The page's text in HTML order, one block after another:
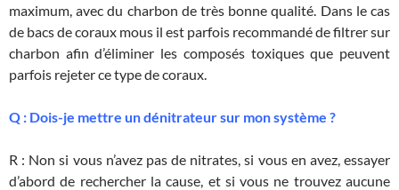
maximum, avec du charbon de très bonne qualité. Dans le cas
de bacs de coraux mous il est parfois recommandé de filtrer sur
charbon afin d’éliminer les composés toxiques que peuvent
parfois rejeter ce type de coraux.
Q : Dois-je mettre un dénitrateur sur mon système ?
R : Non si vous n’avez pas de nitrates, si vous en avez, essayer
d’abord de rechercher la cause, et si vous ne trouvez aucune